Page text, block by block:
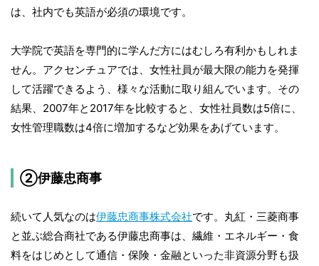
は、社内でも英語が必須の環境です。
大学院で英語を専門的に学んだ方にはむしろ有利かもしれま
せん。アクセンチュアでは、女性社員が最大限の能力を発揮
して活躍できるよう、様々な活動に取り組んでいます。その
結果、2007年と2017年を比較すると、女性社員数は5倍に、
女性管理職数は4倍に増加するなど効果をあげています。
②伊藤忠商事
続いて人気なのは伊藤忠商事株式会社です。丸紅・三菱商事
と並ぶ総合商社である伊藤忠商事は、繊維・エネルギー・食
料をはじめとして通信・保険・金融といった非資源分野も扱